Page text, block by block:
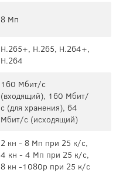
8 Мп
H.265+, H.265, H.264+,
H.264
160 Мбит/с
(входящий), 160 Мбит/
с (для хранения), 64
Мбит/с (исходящий)
2 кн - 8 Мп при 25 к/с,
4 кн - 4 Мп при 25 к/с,
8 кн -1080p при 25 к/с